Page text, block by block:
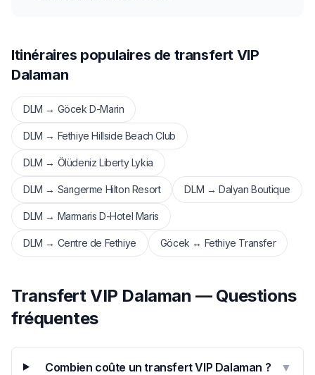
Itinéraires populaires de transfert VIP
Dalaman
DLM → Göcek D-Marin
DLM → Fethiye Hillside Beach Club
DLM → Ölüdeniz Liberty Lykia
DLM → Sarıgerme Hilton Resort DLM → Dalyan Boutique
DLM → Marmaris D-Hotel Maris
DLM → Centre de Fethiye Göcek ↔ Fethiye Transfer
Transfert VIP Dalaman — Questions
fréquentes
Combien coûte un transfert VIP Dalaman ? ▼